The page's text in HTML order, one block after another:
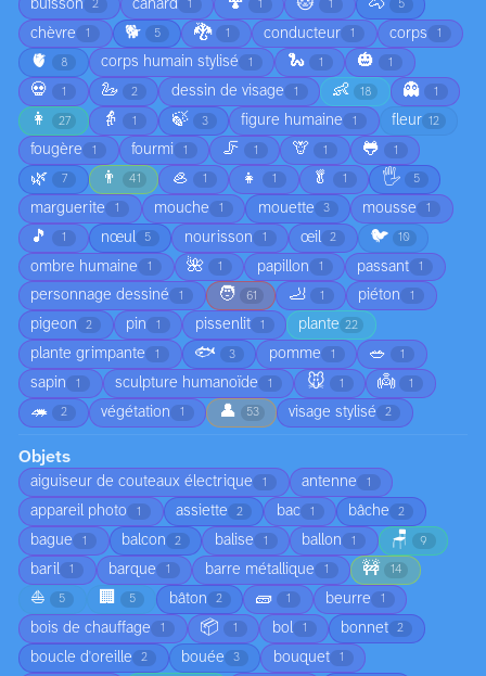
buisson 2 canard 1 1 1 5
chèvre 1 🐕 5 🐉 1 conducteur 1 corps 1
🫀 8 corps humain stylisé 1 🐍 1 🎃 1
💀 1 🦢 2 dessin de visage 1 👶 18 👻 1
👩 27 👵 1 🍃 3 figure humaine 1 fleur 12
fougère 1 fourmi 1 🦵 1 🦒 1 🐸 1
🌿 7 👨 41 🦪 1 👧 1 🥬 1 🖐️ 5
marguerite 1 mouche 1 mouette 3 mousse 1
🎵 1 nœul 5 nourisson 1 œil 2 🐦 10
ombre humaine 1 🌺 1 papillon 1 passant 1
personnage dessiné 1 🧑 61 🦶 1 piéton 1
pigeon 2 pin 1 pissenlit 1 plante 22
plante grimpante 1 🐟 3 pomme 1 🥗 1
sapin 1 sculpture humanoïde 1 🐭 1 👼 1
🦔 2 végétation 1 👤 53 visage stylisé 2
Objets
aiguiseur de couteaux électrique 1 antenne 1
appareil photo 1 assiette 2 bac 1 bâche 2
bague 1 balcon 2 balise 1 ballon 1 🪑 9
baril 1 barque 1 barre métallique 1 🚧 14
⛵ 5 🏢 5 bâton 2 🧱 1 beurre 1
bois de chauffage 1 📦 1 bol 1 bonnet 2
boucle d'oreille 2 bouée 3 bouquet 1